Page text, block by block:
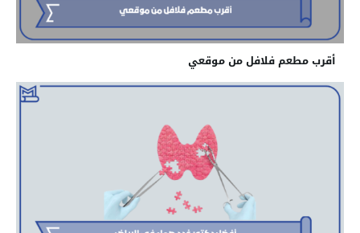
أقرب مطعم فلافل من موقعي